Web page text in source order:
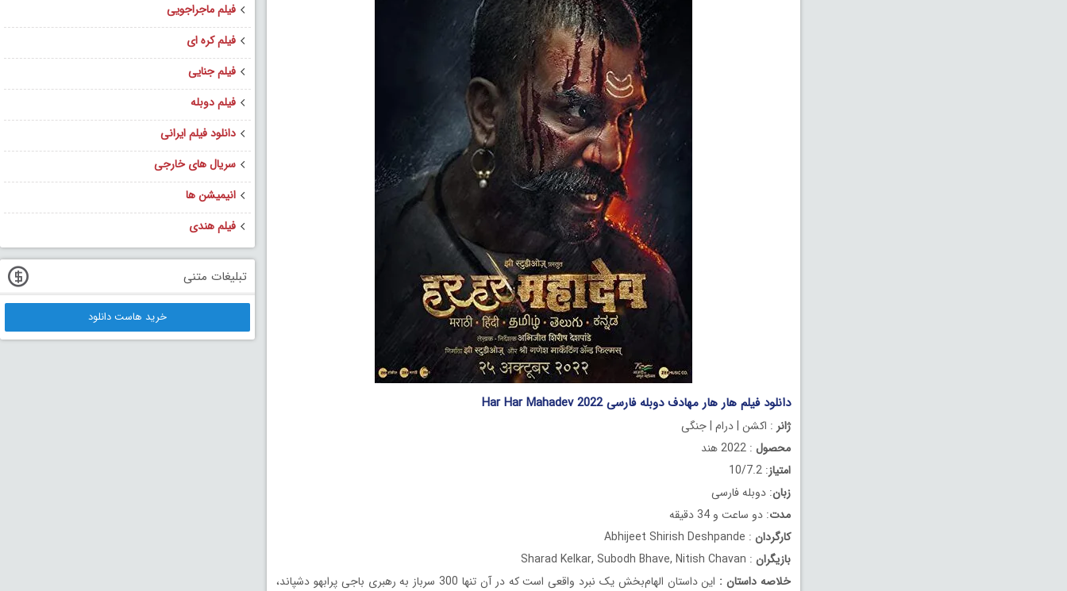
دانلود فیلم هار هار مهادف دوبله فارسی Har Har Mahadev 2022
ژانر : اکشن | درام | جنگی
محصول : 2022 هند
امتیاز: 10/7.2
زبان: دوبله فارسی
مدت: دو ساعت و 34 دقیقه
کارگردان : Abhijeet Shirish Deshpande
بازیگران : Sharad Kelkar, Subodh Bhave, Nitish Chavan
خلاصه داستان :
این داستان الهام‌بخش یک نبرد واقعی است که در آن تنها 300 سرباز به رهبری باجی پرابهو دشپاند،
فیلم ماجراجویی
فیلم کره ای
فیلم جنایی
فیلم دوبله
دانلود فیلم ایرانی
سریال های خارجی
انیمیشن ها
فیلم هندی
تبلیغات متنی
خرید هاست دانلود